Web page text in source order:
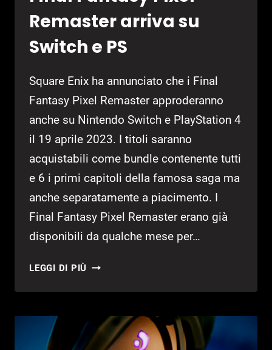
Remaster arriva su
Switch e PS
Square Enix ha annunciato che i Final
Fantasy Pixel Remaster approderanno
anche su Nintendo Switch e PlayStation 4
il 19 aprile 2023. I titoli saranno
acquistabili come bundle contenente tutti
e 6 i primi capitoli della famosa saga ma
anche separatamente a piacimento. I
Final Fantasy Pixel Remaster erano già
disponibili da qualche mese per…
LEGGI DI PIÙ FINAL
ARRIVA
SU